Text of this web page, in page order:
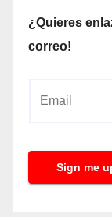
¿Quieres
correo!
l
Sign me